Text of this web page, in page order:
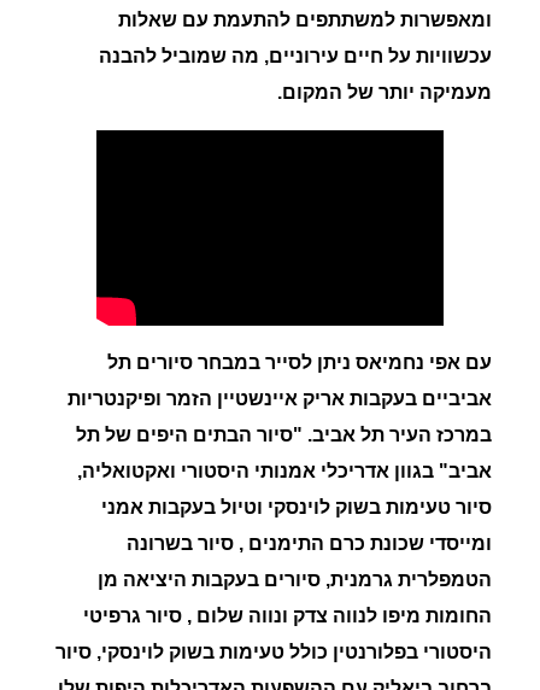
ומאפשרות למשתתפים להתעמת עם שאלות
עכשוויות על חיים עירוניים, מה שמוביל להבנה
מעמיקה יותר של המקום.
עם אפי נחמיאס ניתן לסייר במבחר סיורים תל
אביביים בעקבות אריק איינשטיין הזמר ופיקנטריות
במרכז העיר תל אביב. "סיור הבתים היפים של תל
אביב" בגוון אדריכלי אמנותי היסטורי ואקטואליה,
סיור טעימות בשוק לוינסקי וטיול בעקבות אמני
ומייסדי שכונת כרם התימנים , סיור בשרונה
הטמפלרית גרמנית, סיורים בעקבות היציאה מן
החומות מיפו לנווה צדק ונווה שלום , סיור גרפיטי
היסטורי בפלורנטין כולל טעימות בשוק לוינסקי, סיור